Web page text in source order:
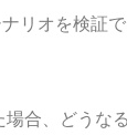
リオを検証
合、どうな